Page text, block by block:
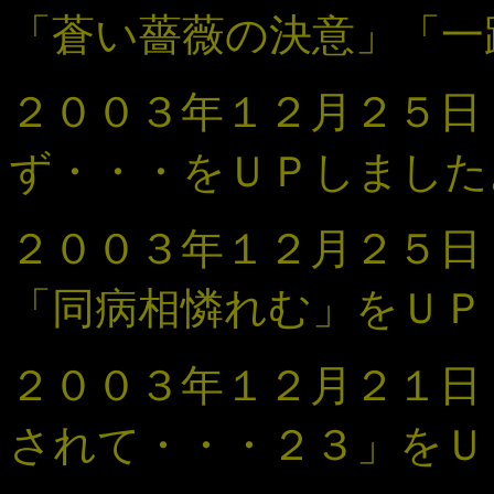
「蒼い薔薇の決意」「
２００３年１２月２５
ず・・・をＵＰしまし
２００３年１２月２５
「同病相憐れむ」をＵ
２００３年１２月２１
されて・・・
２３ 」 を